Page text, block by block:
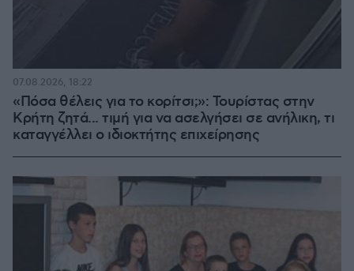
«Πόσα θέλεις για το κορίτσι;»: Τουρίστας στην
Κρήτη ζητά... τιμή για να ασελγήσει σε ανήλικη, τι
καταγγέλλει ο ιδιοκτήτης επιχείρησης
07.08.2026, 18:22